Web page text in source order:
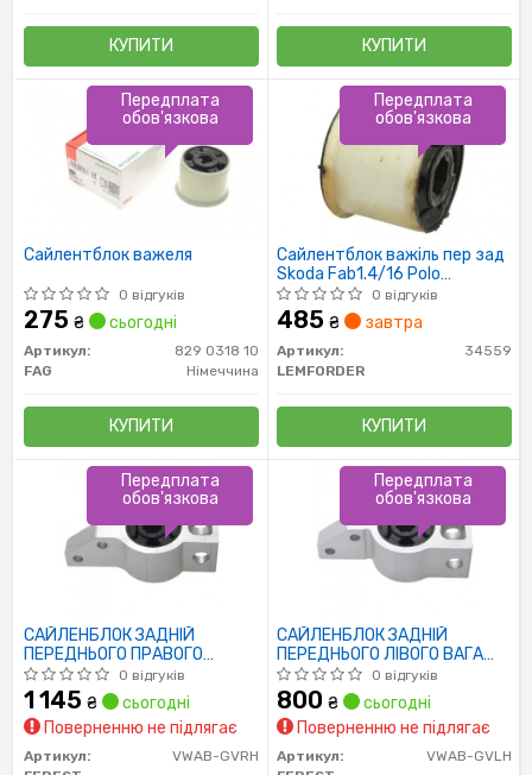
КУПИТИ КУПИТИ
Сайлентблок важеля
0 відгуків
275 ₴ сьогодні
Артикул:
829 0318 10
FAG
Німеччина
КУПИТИ
Передплата
обов'язкова
Сайлентблок важіль пер зад
Skoda Fab1.4/16 Polo
1K0407183E(посилив))
0 відгуків
485 ₴ завтра
Артикул:
34559
LEMFORDER
КУПИТИ
Передплата
обов'язкова
САЙЛЕНБЛОК ЗАДНІЙ
ПЕРЕДНЬОГО ПРАВОГО
ВАЧАГА SKODA OCTAVIA II
2004-2012
0 відгуків
1 145 ₴
сьогодні
Поверненню не підлягає
Артикул:
VWAB-GVRH
Передплата
обов'язкова
САЙЛЕНБЛОК ЗАДНІЙ
ПЕРЕДНЬОГО ЛІВОГО ВАГА
SKODA OCTAVIA II 2004-2012
0 відгуків
800 ₴
сьогодні
Поверненню не підлягає
Артикул:
VWAB-GVLH
Передплата
обов'язкова